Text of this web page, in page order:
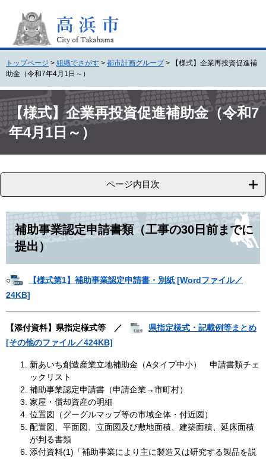
頭
。
飛
て
本
文
トップページ > 組織でさがす > 都市計画グループ >
【様式】企業再投資促進補
助金（令和7年4月1日～）
文 【様式】企業再投資促進補助金（令和7
年4月1日～）
ページ内目次
補助事業認定申請書類（工事の30日前までに
提出）
○
【様式第1】補助事業認定申請書・別紙 [Wordファイル／
24KB]
【添付資料】県指定様式等 ／
県指定様式・記載例等まとめ
[その他のファイル／424KB]
新あいち創造産業立地補助金（Aタイプ中小） 申請書類チェ
ックリスト
補助事業認定申請書（申請企業→市町村）
家屋・償却資産の明細
位置図（グーグルマップ等の市域全体・付近図）
配置図、平面図、立面図及び敷地面積、建築面積、延床面積
が判る書類
添付資料(1)「補助事業により主に製造又は研究する製品を説